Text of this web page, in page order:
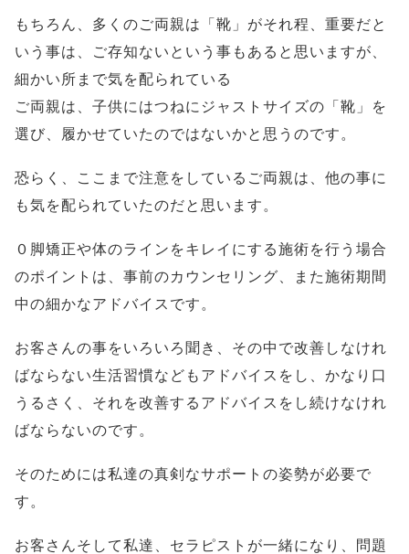
もちろん、多くのご両親は「靴」がそれ程、重要だと
いう事は、ご存知ないという事もあると思いますが、
細かい所まで気を配られている
ご両親は、子供にはつねにジャストサイズの「靴」を
選び、履かせていたのではないかと思うのです。
恐らく、ここまで注意をしているご両親は、他の事に
も気を配られていたのだと思います。
０脚矯正や体のラインをキレイにする施術を行う場合
のポイントは、事前のカウンセリング、また施術期間
中の細かなアドバイスです。
お客さんの事をいろいろ聞き、その中で改善しなけれ
ばならない生活習慣などもアドバイスをし、かなり口
うるさく、それを改善するアドバイスをし続けなけれ
ばならないのです。
そのためには私達の真剣なサポートの姿勢が必要で
す。
お客さんそして私達、セラピストが一緒になり、問題